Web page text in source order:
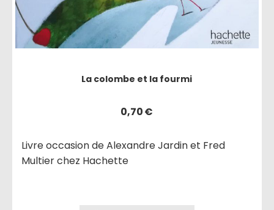
La colombe et la fourmi
0,70€
Livre occasion de Alexandre Jardin et Fred
Multier chez Hachette